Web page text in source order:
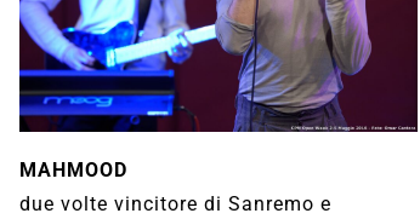
MAHMOOD
due volte vincitore di Sanremo e